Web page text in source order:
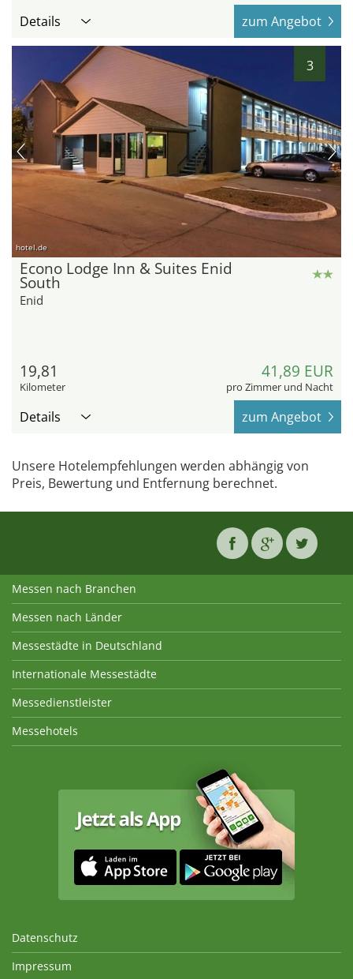
Details zum Angebot
3
hotel.de
Econo Lodge Inn & Suites Enid
South
Enid
19,81
Kilometer
41,89 EUR
pro Zimmer und Nacht
Details zum Angebot
Unsere Hotelempfehlungen werden abhängig von
Preis, Bewertung und Entfernung berechnet.
Messen nach Branchen
Messen nach Länder
Messestädte in Deutschland
Internationale Messestädte
Messedienstleister
Messehotels
Datenschutz
Impressum